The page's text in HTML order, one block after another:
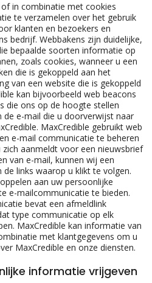
in combinatie met cookies
te verzamelen over het gebruik
klanten en bezoekers en
bedrijf. Webbakens zijn duidelijke,
bepaalde soorten informatie op
zoals cookies, wanneer u een
die is gekoppeld aan het
van een website die is gekoppeld
kan bijvoorbeeld web beacons
die ons op de hoogte stellen
de e-mail die u doorverwijst naar
MaxCredible gebruikt web
e-mail communicatie te beheren
aanmeldt voor een nieuwsbrief
van e-mail, kunnen wij een
de links waarop u klikt te volgen.
aan uw persoonlijke
e-mailcommunicatie te bieden.
bevat een afmeldlink
type communicatie op elk
MaxCredible kan informatie van
met klantgegevens om u
MaxCredible en onze diensten.
informatie vrijgeven